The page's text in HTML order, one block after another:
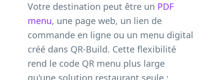
Votre destination peut être un PDF
menu, une page web, un lien de
commande en ligne ou un menu digital
créé dans QR-Build. Cette flexibilité
rend le code QR menu plus large
qu'une solution restaurant seule :